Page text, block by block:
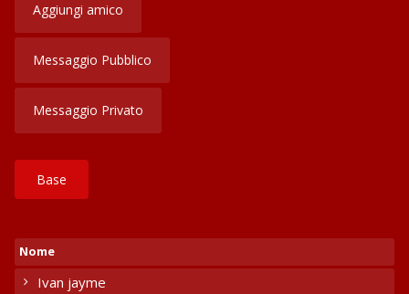
Aggiungi amico
Messaggio Pubblico
Messaggio Privato
Base
Nome
Ivan jayme